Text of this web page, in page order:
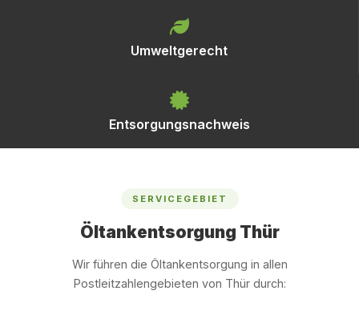
Umweltgerecht
Entsorgungsnachweis
SERVICEGEBIET
Öltankentsorgung Thür
Wir führen die Öltankentsorgung in allen
Postleitzahlengebieten von Thür durch: